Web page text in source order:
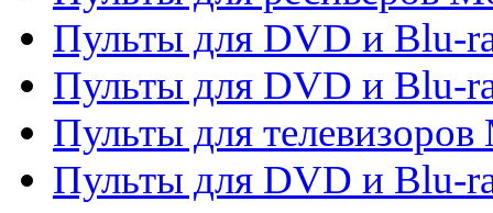
Пульты для DVD и Blu-
Пульты для DVD и Blu-
Пульты для телевизоров
Пульты для DVD и Blu-